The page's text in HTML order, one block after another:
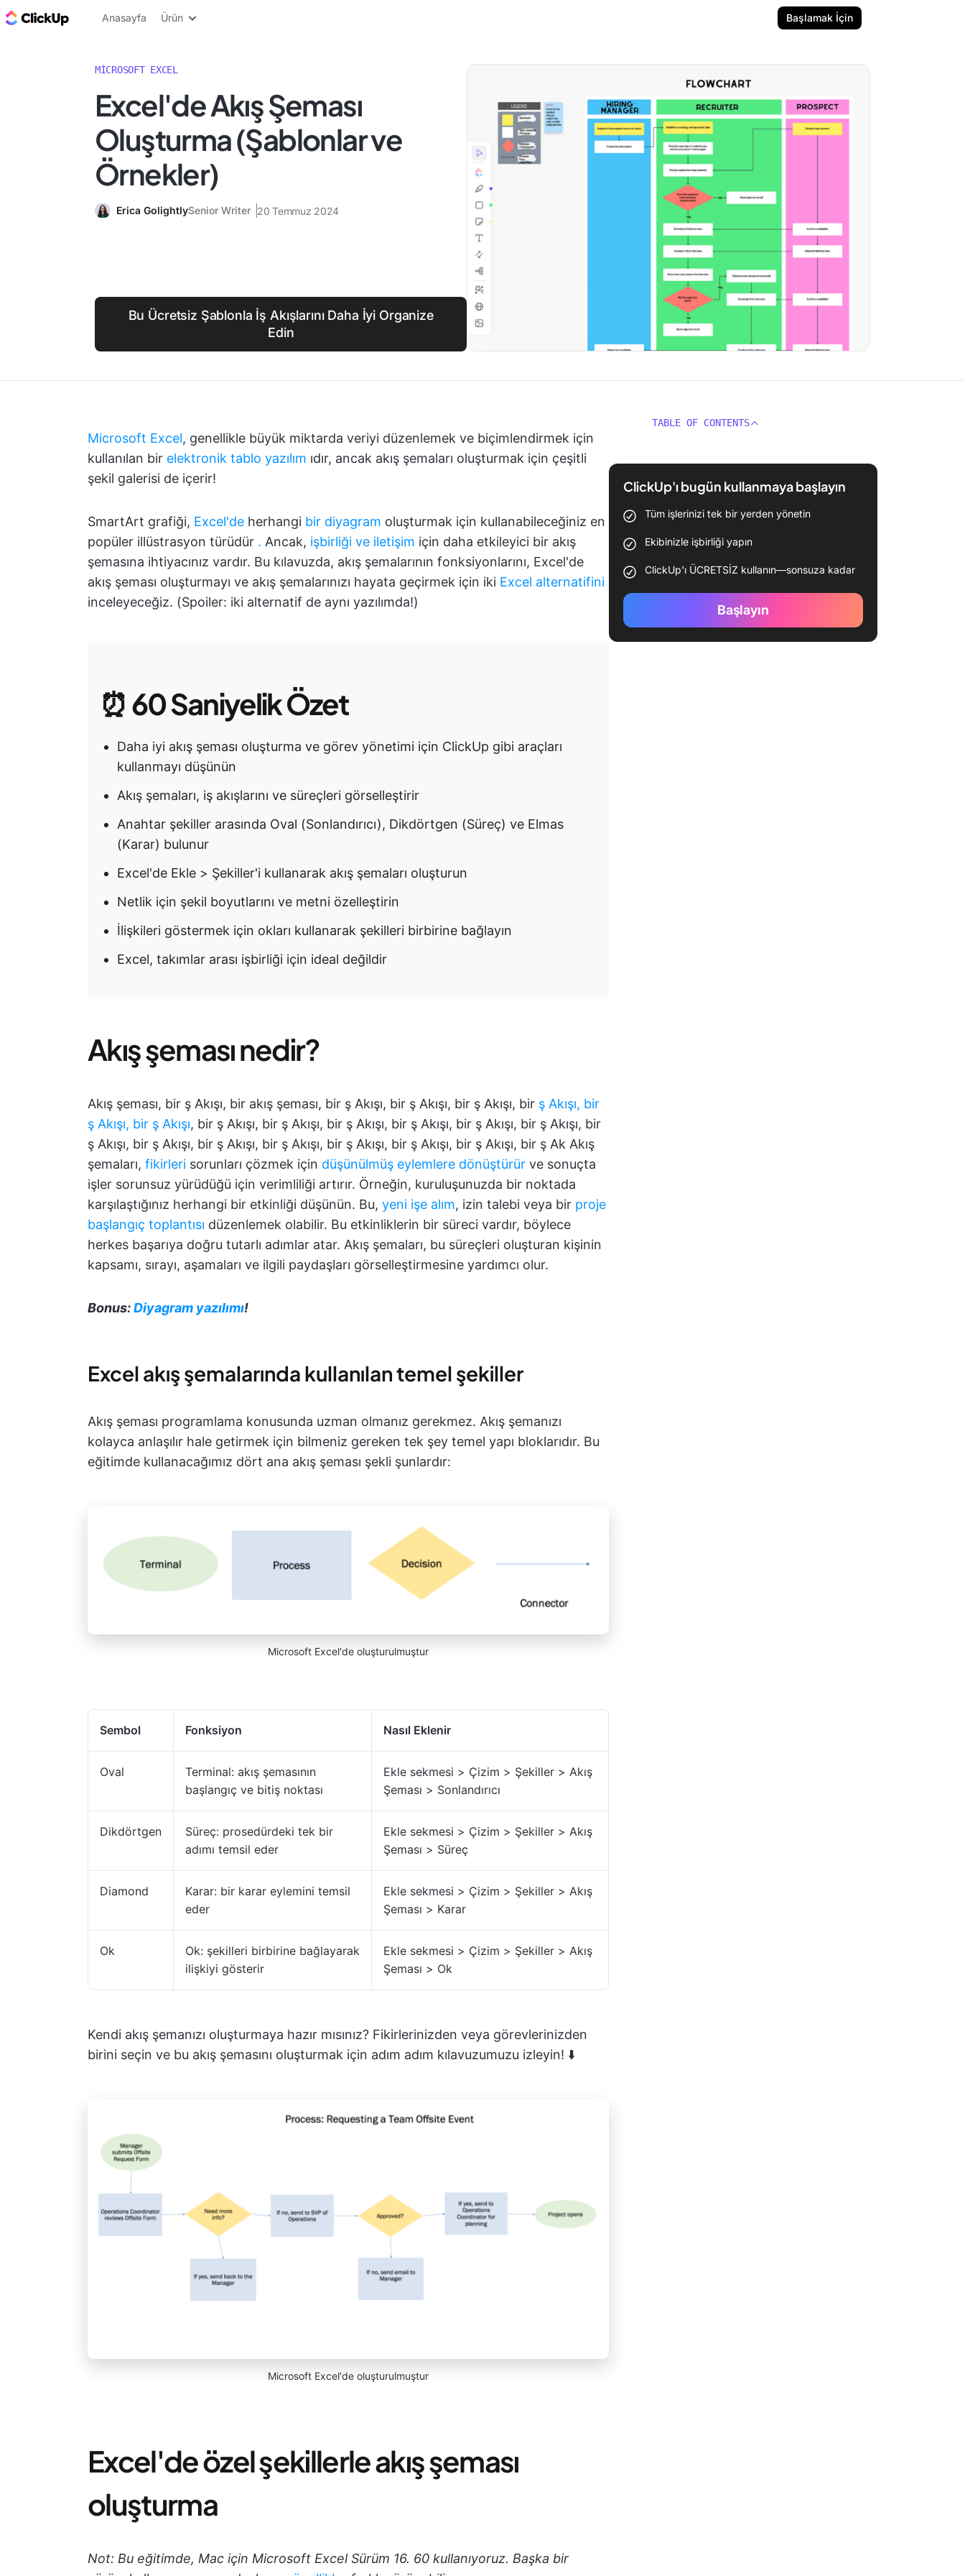
ClickUp Blog
Anasayfa Ürün Başlamak İçin
MICROSOFT EXCEL
Excel'de Akış Şeması
Oluşturma (Şablonlar ve
Örnekler)
Erica GolightlySenior Writer 20 Temmuz 2024
Bu Ücretsiz Şablonla İş Akışlarını Daha İyi Organize
Edin
Microsoft Excel, genellikle büyük miktarda veriyi düzenlemek ve biçimlendirmek için
kullanılan bir elektronik tablo yazılım ıdır, ancak akış şemaları oluşturmak için çeşitli
şekil galerisi de içerir!
SmartArt grafiği, Excel'de herhangi bir diyagram oluşturmak için kullanabileceğiniz en
popüler illüstrasyon türüdür . Ancak, işbirliği ve iletişim için daha etkileyici bir akış
şemasına ihtiyacınız vardır. Bu kılavuzda, akış şemalarının fonksiyonlarını, Excel'de
akış şeması oluşturmayı ve akış şemalarınızı hayata geçirmek için iki Excel alternatifini
inceleyeceğiz. (Spoiler: iki alternatif de aynı yazılımda!)
⏰60 Saniyelik Özet
Daha iyi akış şeması oluşturma ve görev yönetimi için ClickUp gibi araçları
kullanmayı düşünün
Akış şemaları, iş akışlarını ve süreçleri görselleştirir
Anahtar şekiller arasında Oval (Sonlandırıcı), Dikdörtgen (Süreç) ve Elmas
(Karar) bulunur
Excel'de Ekle > Şekiller'i kullanarak akış şemaları oluşturun
Netlik için şekil boyutlarını ve metni özelleştirin
İlişkileri göstermek için okları kullanarak şekilleri birbirine bağlayın
Excel, takımlar arası işbirliği için ideal değildir
Akış şeması nedir?
Akış şeması, bir ş Akışı, bir akış şeması, bir ş Akışı, bir ş Akışı, bir ş Akışı, bir ş Akışı, bir
ş Akışı, bir ş Akışı, bir ş Akışı, bir ş Akışı, bir ş Akışı, bir ş Akışı, bir ş Akışı, bir ş Akışı, bir
ş Akışı, bir ş Akışı, bir ş Akışı, bir ş Akışı, bir ş Akışı, bir ş Akışı, bir ş Akışı, bir ş Ak Akış
şemaları, fikirleri sorunları çözmek için düşünülmüş eylemlere dönüştürür ve sonuçta
işler sorunsuz yürüdüğü için verimliliği artırır. Örneğin, kuruluşunuzda bir noktada
karşılaştığınız herhangi bir etkinliği düşünün. Bu, yeni işe alım, izin talebi veya bir proje
başlangıç toplantısı düzenlemek olabilir. Bu etkinliklerin bir süreci vardır, böylece
herkes başarıya doğru tutarlı adımlar atar. Akış şemaları, bu süreçleri oluşturan kişinin
kapsamı, sırayı, aşamaları ve ilgili paydaşları görselleştirmesine yardımcı olur.
Bonus:Diyagram yazılımı!
Excel akış şemalarında kullanılan temel şekiller
Akış şeması programlama konusunda uzman olmanız gerekmez. Akış şemanızı
kolayca anlaşılır hale getirmek için bilmeniz gereken tek şey temel yapı bloklarıdır. Bu
eğitimde kullanacağımız dört ana akış şeması şekli şunlardır:
Microsoft Excel'de oluşturulmuştur
Sembol Fonksiyon Nasıl Eklenir
Oval
Terminal: akış şemasının
başlangıç ve bitiş noktası
Ekle sekmesi > Çizim > Şekiller > Akış
Şeması > Sonlandırıcı
Dikdörtgen
Süreç: prosedürdeki tek bir
adımı temsil eder
Ekle sekmesi > Çizim > Şekiller > Akış
Şeması > Süreç
Diamond
Karar: bir karar eylemini temsil
eder
Ekle sekmesi > Çizim > Şekiller > Akış
Şeması > Karar
Ok
Ok: şekilleri birbirine bağlayarak
ilişkiyi gösterir
Ekle sekmesi > Çizim > Şekiller > Akış
Şeması > Ok
Kendi akış şemanızı oluşturmaya hazır mısınız? Fikirlerinizden veya görevlerinizden
birini seçin ve bu akış şemasını oluşturmak için adım adım kılavuzumuzu izleyin! ⬇️
Microsoft Excel'de oluşturulmuştur
Excel'de özel şekillerle akış şeması
oluşturma
Not: Bu eğitimde, Mac için Microsoft Excel Sürüm 16. 60 kullanıyoruz. Başka bir
TABLE OF CONTENTS
ClickUp'ı bugün kullanmaya başlayın
Tüm işlerinizi tek bir yerden yönetin
Ekibinizle işbirliği yapın
ClickUp'ı ÜCRETSİZ kullanın—sonsuza kadar
Başlayın